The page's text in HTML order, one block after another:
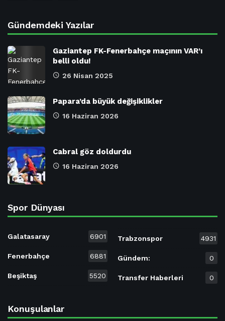
Gündemdeki Yazılar
Gaziantep FK-Fenerbahçe maçının VAR’ı
belli oldu!
26 Nisan 2025
Papara’da büyük değişiklikler
16 Haziran 2026
Cabral göz doldurdu
16 Haziran 2026
Spor Dünyası
Galatasaray 6901
Fenerbahçe 6881
Beşiktaş 5520
Trabzonspor 4931
Gündem: 0
Transfer Haberleri 0
Konuşulanlar